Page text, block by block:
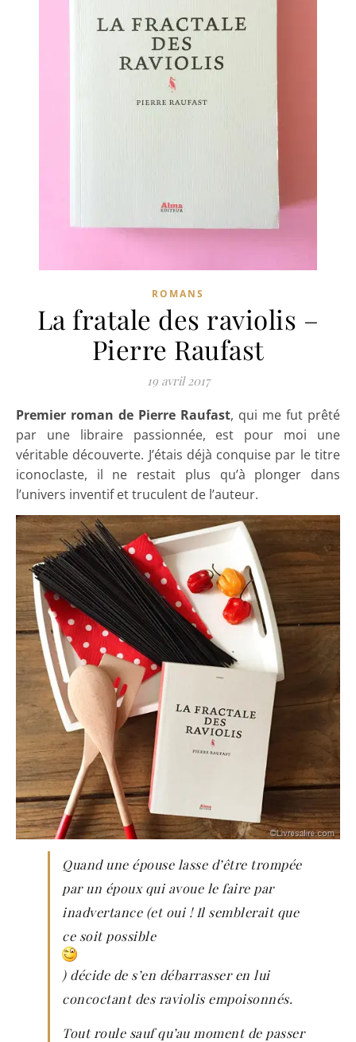
ROMANS
La fratale des raviolis –
Pierre Raufast
19 avril 2017
Premier roman de Pierre Raufast, qui me fut prêté
par une libraire passionnée, est pour moi une
véritable découverte. J’étais déjà conquise par le titre
iconoclaste, il ne restait plus qu’à plonger dans
l’univers inventif et truculent de l’auteur.
Quand une épouse lasse d’être trompée
par un époux qui avoue le faire par
inadvertance (et oui ! Il semblerait que
ce soit possible
) décide de s’en débarrasser en lui
concoctant des raviolis empoisonnés.
Tout roule sauf qu’au moment de passer